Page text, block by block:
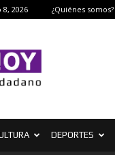
8, 2026 ¿Quiénes somos?
DEPORTES